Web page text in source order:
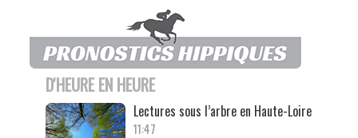
D'HEURE EN HEURE
Lectures sous l’arbre en Haute-Loire
11:47